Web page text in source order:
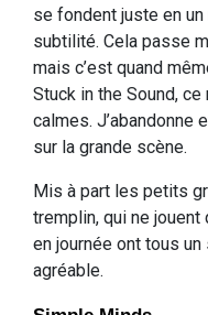
se fondent juste en
subtilité. Cela passe
mais c’est quand
Stuck in the Sound,
calmes. J’abandonne
sur la grande scène.
Mis à part les petits
tremplin, qui ne
en journée ont tous un
agréable.